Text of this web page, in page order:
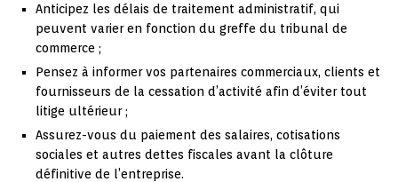
Anticipez les délais de traitement administratif, qui
peuvent varier en fonction du greffe du tribunal de
commerce ;
Pensez à informer vos partenaires commerciaux, clients et
fournisseurs de la cessation d’activité afin d’éviter tout
litige ultérieur ;
Assurez-vous du paiement des salaires, cotisations
sociales et autres dettes fiscales avant la clôture
définitive de l’entreprise.